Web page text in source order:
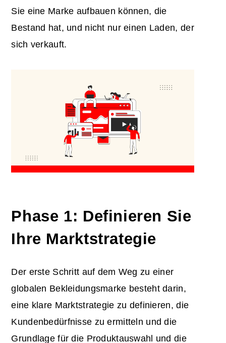
Sie eine Marke aufbauen können, die
Bestand hat, und nicht nur einen Laden, der
sich verkauft.
Phase 1: Definieren Sie
Ihre Marktstrategie
Der erste Schritt auf dem Weg zu einer
globalen Bekleidungsmarke besteht darin,
eine klare Marktstrategie zu definieren, die
Kundenbedürfnisse zu ermitteln und die
Grundlage für die Produktauswahl und die